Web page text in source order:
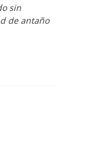
sin
de antaño